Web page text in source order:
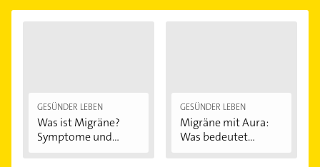
GESÜNDER LEBEN
Was ist Migräne?
Symptome und...
GESÜNDER LEBEN
Migräne mit Aura:
Was bedeutet...